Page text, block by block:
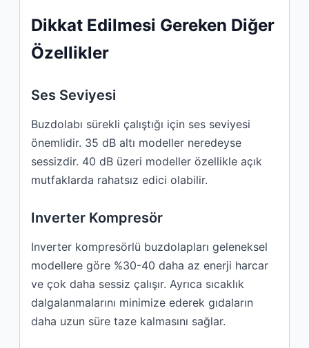
Dikkat Edilmesi Gereken Diğer
Özellikler
Ses Seviyesi
Buzdolabı sürekli çalıştığı için ses seviyesi
önemlidir. 35 dB altı modeller neredeyse
sessizdir. 40 dB üzeri modeller özellikle açık
mutfaklarda rahatsız edici olabilir.
Inverter Kompresör
Inverter kompresörlü buzdolapları geleneksel
modellere göre %30-40 daha az enerji harcar
ve çok daha sessiz çalışır. Ayrıca sıcaklık
dalgalanmalarını minimize ederek gıdaların
daha uzun süre taze kalmasını sağlar.